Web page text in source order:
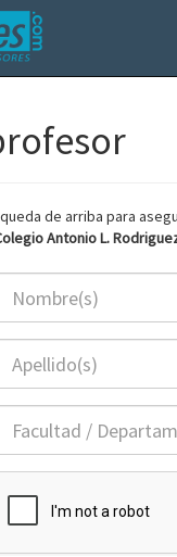
de arriba para
Antonio L.